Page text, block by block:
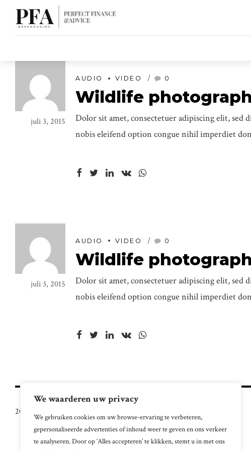
We waarderen uw privacy
We gebruiken cookies om uw browse-ervaring te verbeteren,
gepersonaliseerde advertenties of inhoud weer te geven en ons verkeer
te analyseren. Door op ‘Alles accepteren’ te klikken, stemt u in met ons
juli 3, 2015
AUDIO VIDEO 0
Wildlife
Dolor sit amet, consectetuer adipiscing elit,
nobis eleifend option congue nihil imperdiet
juli 3, 2015
AUDIO VIDEO 0
Wildlife
Dolor sit amet, consectetuer adipiscing elit,
nobis eleifend option congue nihil imperdiet
2024 © Perfect Finance & Advice. Alle Rechten Voorbehouden.